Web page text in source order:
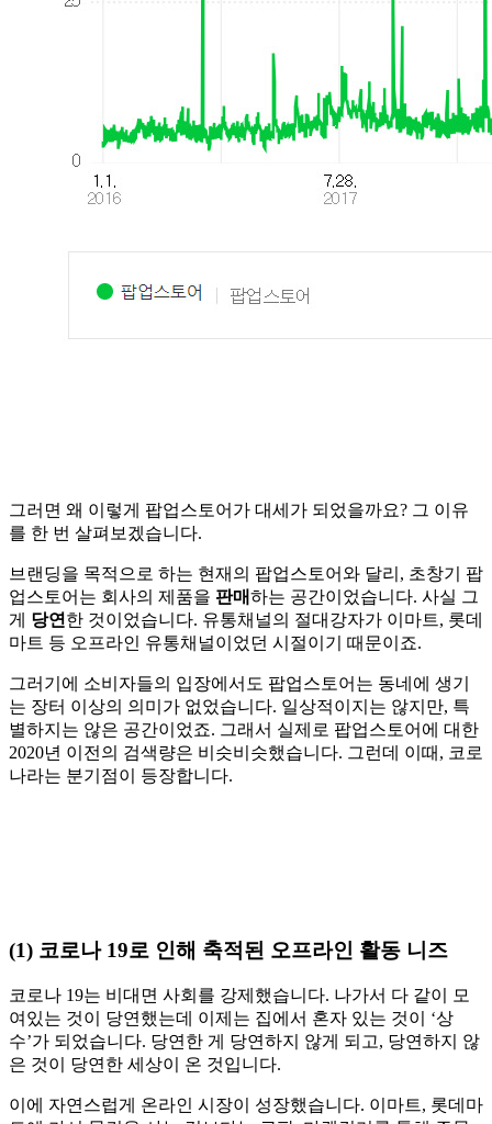
그러면 왜 이렇게 팝업스토어가 대세가 되었을까요? 그 이유
를 한 번 살펴보겠습니다.
브랜딩을 목적으로 하는 현재의 팝업스토어와 달리, 초창기 팝
업스토어는 회사의 제품을 판매하는 공간이었습니다. 사실 그
게 당연 한 것이었습니다. 유통채널의 절대강자가 이마트, 롯데
마트 등 오프라인 유통채널이었던 시절이기 때문이죠.
그러기에 소비자들의 입장에서도 팝업스토어는 동네에 생기
는 장터 이상의 의미가 없었습니다. 일상적이지는 않지만, 특
별하지는 않은 공간이었죠. 그래서 실제로 팝업스토어에 대한
2020년 이전의 검색량은 비슷비슷했습니다. 그런데 이때, 코로
나라는 분기점이 등장합니다.
(1) 코로나 19로 인해 축적된 오프라인 활동 니즈
코로나 19는 비대면 사회를 강제했습니다. 나가서 다 같이 모
여있는 것이 당연했는데 이제는 집에서 혼자 있는 것이 ‘상
수’가 되었습니다. 당연한 게 당연하지 않게 되고, 당연하지 않
은 것이 당연한 세상이 온 것입니다.
이에 자연스럽게 온라인 시장이 성장했습니다. 이마트, 롯데마